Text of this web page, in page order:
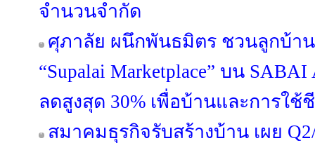
จำนวนจำกัด
ศุภาลัย ผนึกพันธมิตร ชวนลูกบ้าน
“Supalai Marketplace” บน
ลดสูงสุด 30% เพื่อบ้านและการใ
สมาคมธุรกิจรับสร้างบ้าน เผย